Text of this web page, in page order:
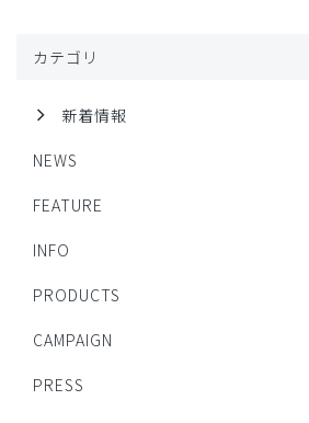
カテゴリ
新着情報
NEWS
FEATURE
INFO
PRODUCTS
CAMPAIGN
PRESS